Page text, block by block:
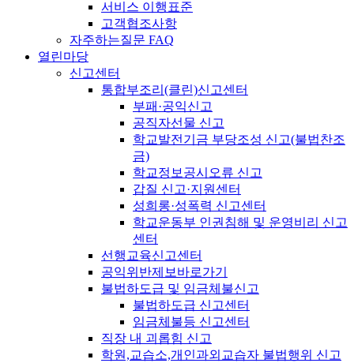
서비스 이행표준
고객협조사항
자주하는질문 FAQ
열린마당
신고센터
통합부조리(클린)신고센터
부패·공익신고
공직자선물 신고
학교발전기금 부당조성 신고(불법찬조
금)
학교정보공시오류 신고
갑질 신고·지원센터
성희롱·성폭력 신고센터
학교운동부 인권침해 및 운영비리 신고
센터
선행교육신고센터
공익위반제보바로가기
불법하도급 및 임금체불신고
불법하도급 신고센터
임금체불등 신고센터
직장 내 괴롭힘 신고
학원,교습소,개인과외교습자 불법행위 신고